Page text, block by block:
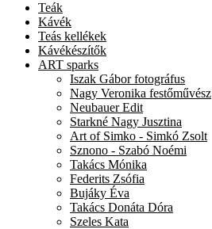
Teák
Kávék
Teás kellékek
Kávékészítők
ART sparks
Iszak Gábor fotográfus
Nagy Veronika festőművész
Neubauer Edit
Starkné Nagy Jusztina
Art of Simko - Simkó Zsolt
Sznono - Szabó Noémi
Takács Mónika
Federits Zsófia
Bujáky Éva
Takács Donáta Dóra
Szeles Kata